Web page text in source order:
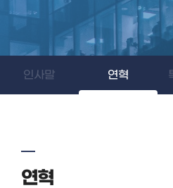
인사말 연혁
연혁